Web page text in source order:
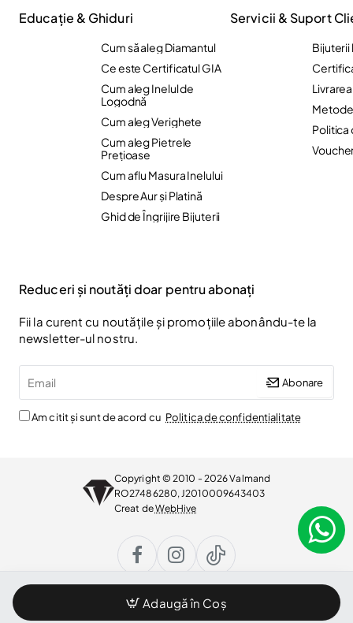
Adaugă în Coș
Educație & Ghiduri
Cum să aleg Diamantul
Ce este Certificatul GIA
Cum aleg Inelul de
Logodnă
Cum aleg Verighete
Cum aleg Pietrele
Preţioase
Cum aflu Masura Inelului
Despre Aur și Platină
Ghid de Îngrijire Bijuterii
Servicii & Suport
Bijuterii
Politica
Reduceri și noutăți doar pentru abonați
Fii la curent cu noutățile și promoțiile abonându-te la
newsletter-ul nostru.
Abonare
Am citit și sunt de acord cu Politica de confidentialitate
Copyright © 2010 - 2026 Valmand
RO27486280, J2010009643403
Creat deWebHive
WhatsApp